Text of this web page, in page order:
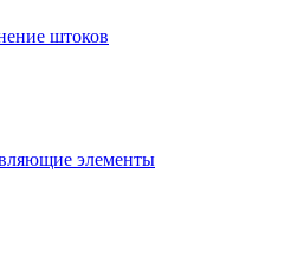
штоков
элементы